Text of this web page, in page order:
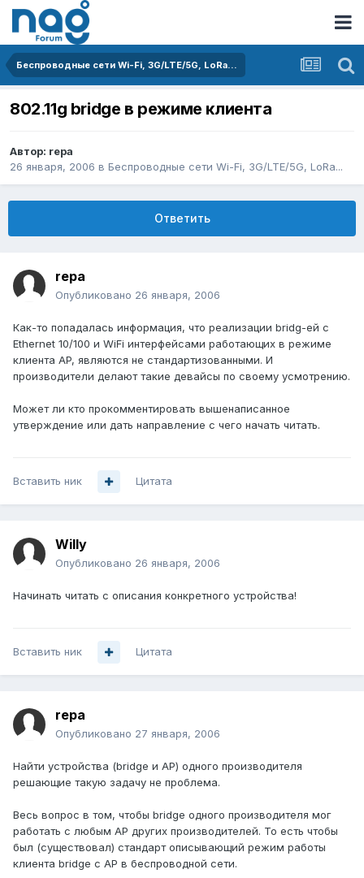
Беспроводные сети Wi-Fi, 3G/LTE/5G, LoRa...
802.11g bridge в режиме клиента
Автор: repa
26 января, 2006 в Беспроводные сети Wi-Fi, 3G/LTE/5G, LoRa...
Ответить
repa
Опубликовано 26 января, 2006
Как-то попадалась информация, что реализации bridg-ей c
Ethernet 10/100 и WiFi интерфейсами работающих в режиме
клиента AP, являются не стандартизованными. И
производители делают такие девайсы по своему усмотрению.
Может ли кто прокомментировать вышенаписанное
утверждение или дать направление с чего начать читать.
Вставить ник Цитата
Willy
Опубликовано 26 января, 2006
Начинать читать с описания конкретного устройства!
Вставить ник Цитата
repa
Опубликовано 27 января, 2006
Найти устройства (bridge и АР) одного производителя
решающие такую задачу не проблема.
Весь вопрос в том, чтобы bridge одного производителя мог
работать с любым AP других производителей. То есть чтобы
был (существовал) стандарт описывающий режим работы
клиента bridge c АР в беспроводной сети.